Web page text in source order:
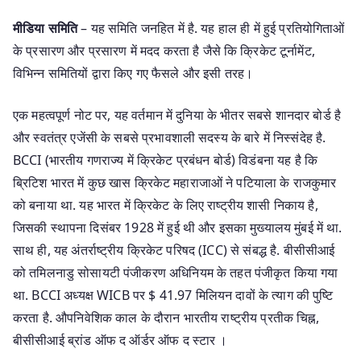
मीडिया समिति– यह समिति जनहित में है. यह हाल ही में हुई प्रतियोगिताओं
के प्रसारण और प्रसारण में मदद करता है जैसे कि क्रिकेट टूर्नामेंट,
विभिन्न समितियों द्वारा किए गए फैसले और इसी तरह।
एक महत्वपूर्ण नोट पर, यह वर्तमान में दुनिया के भीतर सबसे शानदार बोर्ड है
और स्वतंत्र एजेंसी के सबसे प्रभावशाली सदस्य के बारे में निस्संदेह है.
BCCI (भारतीय गणराज्य में क्रिकेट प्रबंधन बोर्ड) विडंबना यह है कि
ब्रिटिश भारत में कुछ खास क्रिकेट महाराजाओं ने पटियाला के राजकुमार
को बनाया था. यह भारत में क्रिकेट के लिए राष्ट्रीय शासी निकाय है,
जिसकी स्थापना दिसंबर 1928 में हुई थी और इसका मुख्यालय मुंबई में था.
साथ ही, यह अंतर्राष्ट्रीय क्रिकेट परिषद (ICC) से संबद्ध है. बीसीसीआई
को तमिलनाडु सोसायटी पंजीकरण अधिनियम के तहत पंजीकृत किया गया
था. BCCI अध्यक्ष WICB पर $ 41.97 मिलियन दावों के त्याग की पुष्टि
करता है. औपनिवेशिक काल के दौरान भारतीय राष्ट्रीय प्रतीक चिह्न,
बीसीसीआई ब्रांड ऑफ द ऑर्डर ऑफ द स्टार ।